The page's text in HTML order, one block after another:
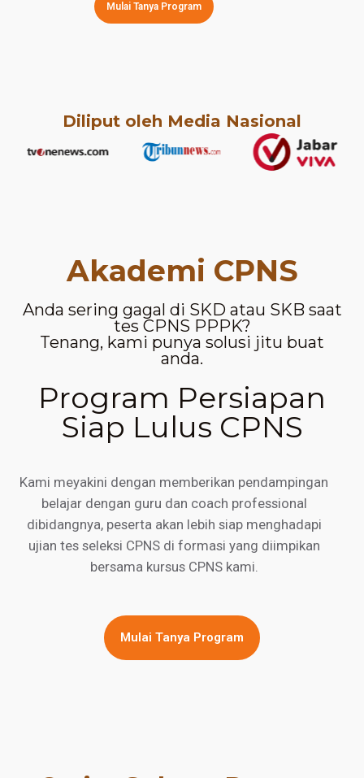
Mulai Tanya Program
Diliput oleh Media Nasional
Akademi CPNS
Anda sering gagal di SKD atau SKB saat
tes CPNS PPPK?
Tenang, kami punya solusi jitu buat
anda.
Program Persiapan
Siap Lulus CPNS
Kami meyakini dengan memberikan pendampingan
belajar dengan guru dan coach professional
dibidangnya, peserta akan lebih siap menghadapi
ujian tes seleksi CPNS di formasi yang diimpikan
bersama kursus CPNS kami.
Mulai Tanya Program